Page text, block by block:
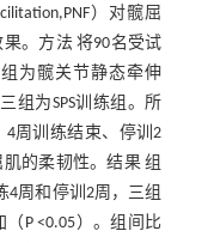
）对髋屈
。方法 将90名受试
为髋关节静态牵伸
组为SPS训练组。所
周训练结束、停训2
的柔韧性。结果 组
4周和停训2周，三组
P <0.05）。组间比